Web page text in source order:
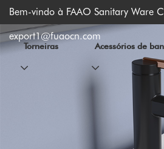
Bem-vindo à FAAO Sanitary Ware
export1@fuaocn.com
Torneiras Acessórios de